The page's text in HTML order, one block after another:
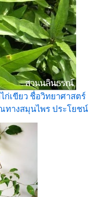
เขียว ชื่อวิทยาศาสตร์
ทางสมุนไพร ประโยชน์